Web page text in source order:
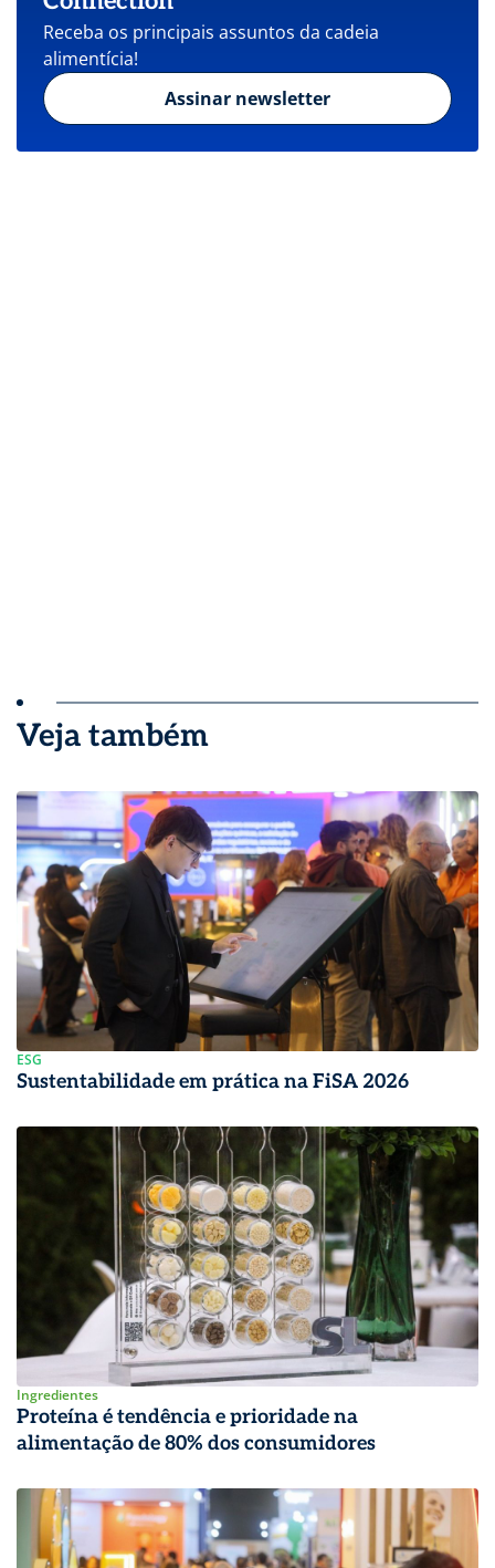
Receba os principais assuntos da cadeia
alimentícia!
Assinar newsletter
Veja também
ESG
Sustentabilidade em prática na FiSA 2026
Ingredientes
Proteína é tendência e prioridade na
alimentação de 80% dos consumidores